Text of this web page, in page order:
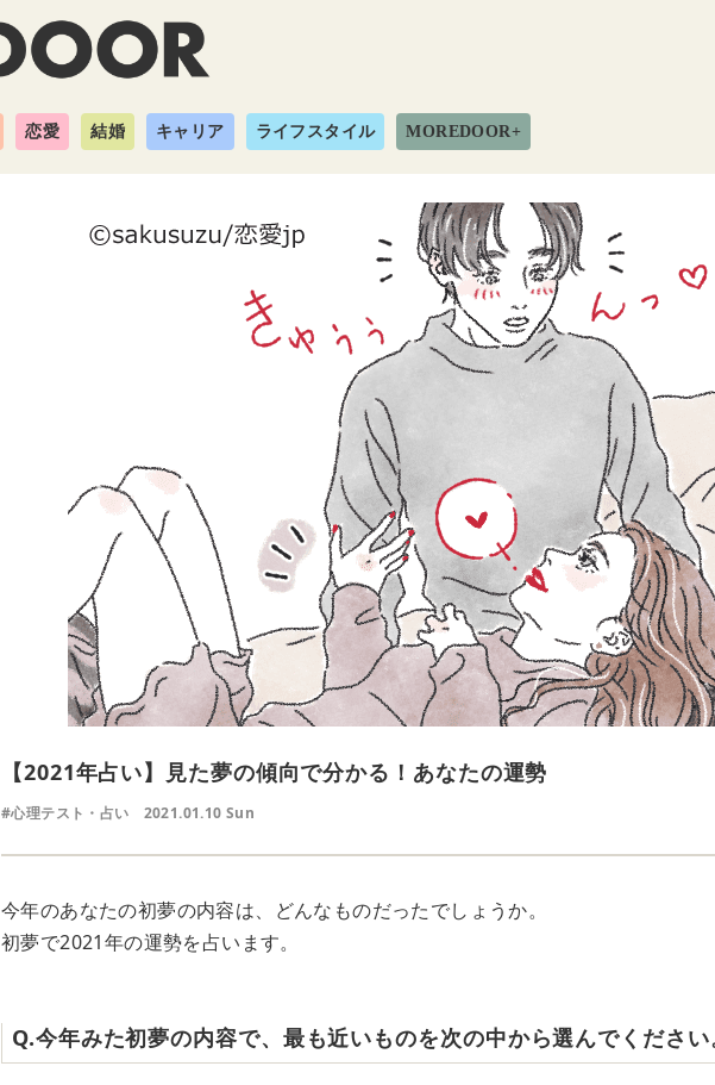
恋愛 結婚 キャリア ライフスタイル MOREDOOR+
【2021年占い】見た夢の傾向で分かる！あなたの運勢
#心理テスト・占い 2021.01.10 Sun
今年のあなたの初夢の内容は、どんなものだったでしょうか。
初夢で2021年の運勢を占います。
Q.今年みた初夢の内容で、最も近いものを次の中から選んでくださ